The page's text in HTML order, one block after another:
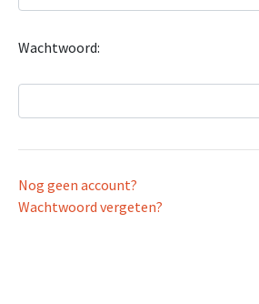
Wachtwoord:
Nog geen account?
Wachtwoord vergeten?